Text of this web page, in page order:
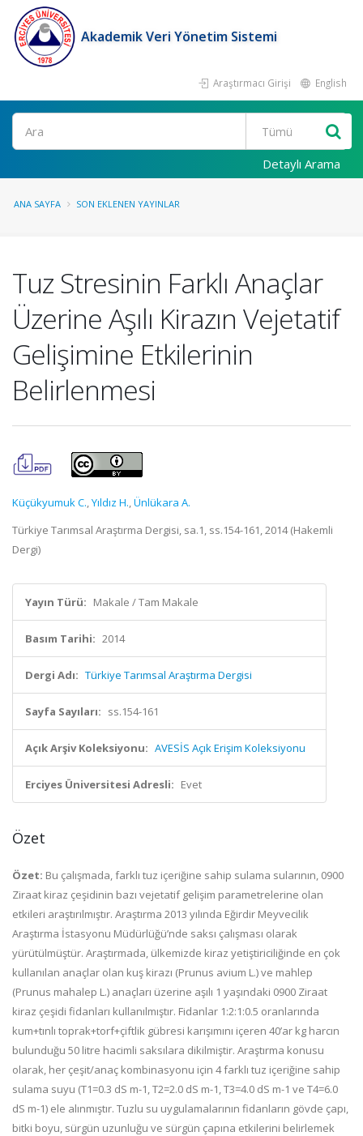
Akademik Veri Yönetim Sistemi
Araştırmacı Girişi English
Ara
Detaylı Arama
ANA SAYFA SON EKLENEN YAYINLAR
Tuz Stresinin Farklı Anaçlar
Üzerine Aşılı Kirazın Vejetatif
Gelişimine Etkilerinin
Belirlenmesi
Küçükyumuk C.,Yıldız H.,Ünlükara A.
Türkiye Tarımsal Araştırma Dergisi, sa.1, ss.154-161, 2014 (Hakemli
Dergi)
Yayın Türü: Makale / Tam Makale
Basım Tarihi: 2014
Dergi Adı: Türkiye Tarımsal Araştırma Dergisi
Sayfa Sayıları: ss.154-161
Açık Arşiv Koleksiyonu: AVESİS Açık Erişim Koleksiyonu
Erciyes Üniversitesi Adresli: Evet
Özet
Özet: Bu çalışmada, farklı tuz içeriğine sahip sulama sularının, 0900
Ziraat kiraz çeşidinin bazı vejetatif gelişim parametrelerine olan
etkileri araştırılmıştır. Araştırma 2013 yılında Eğirdir Meyvecilik
Araştırma İstasyonu Müdürlüğü’nde saksı çalışması olarak
yürütülmüştür. Araştırmada, ülkemizde kiraz yetiştiriciliğinde en çok
kullanılan anaçlar olan kuş kirazı (Prunus avium L.) ve mahlep
(Prunus mahalep L.) anaçları üzerine aşılı 1 yaşındaki 0900 Ziraat
kiraz çeşidi fidanları kullanılmıştır. Fidanlar 1:2:1:0.5 oranlarında
kum+tınlı toprak+torf+çiftlik gübresi karışımını içeren 40’ar kg harcın
bulunduğu 50 litre hacimli saksılara dikilmiştir. Araştırma konusu
olarak, her çeşit/anaç kombinasyonu için 4 farklı tuz içeriğine sahip
sulama suyu (T1=0.3 dS m-1, T2=2.0 dS m-1, T3=4.0 dS m-1 ve T4=6.0
dS m-1) ele alınmıştır. Tuzlu su uygulamalarının fidanların gövde çapı,
bitki boyu, sürgün uzunluğu ve sürgün çapına etkilerini belirlemek